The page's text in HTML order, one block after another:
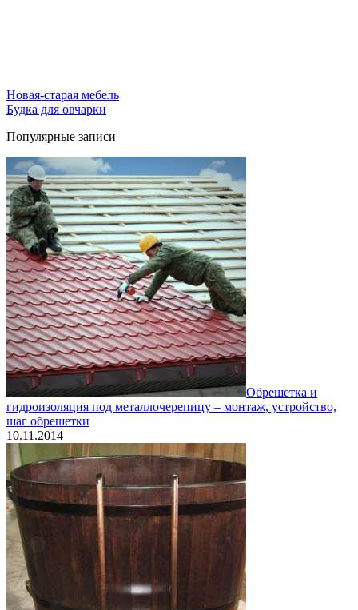
Новая-старая мебель
Будка для овчарки
Популярные записи
Обрешетка и
гидроизоляция под металлочерепицу – монтаж, устройство,
шаг обрешетки
10.11.2014